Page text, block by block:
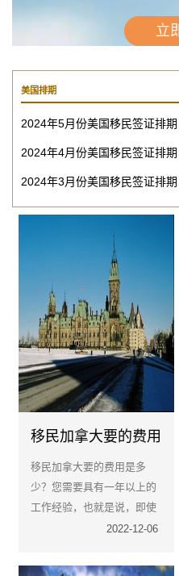
美国排期
2024年5月份美国移民签证排期
2024年4月份美国移民签证排期
2024年3月份美国移民签证排期
移民加拿大要的费用
是多少？
移民加拿大要的费用是多
少？您需要具有一年以上的
工作经验，也就是说，即使
您是博士学位毕业生，也无
民，或者您在学校学习。
2022-12-06